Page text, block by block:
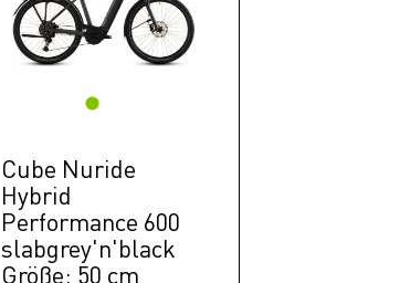
Cube Nuride
Hybrid
Performance 600
slabgrey'n'black
Größe: 50 cm